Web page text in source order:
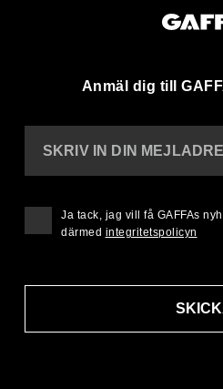
Anmäl dig till
SKRIV IN DIN
Ja tack, jag vill få GAFFAs
därmed integritetspolicyn